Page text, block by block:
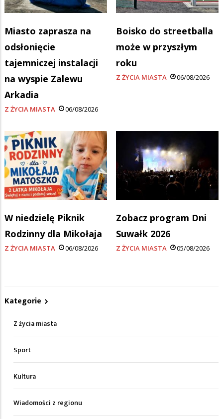
Miasto zaprasza na
odsłonięcie
tajemniczej instalacji
na wyspie Zalewu
Arkadia
Z ŻYCIA MIASTA 06/08/2026
Boisko do streetballa
może w przyszłym
roku
Z ŻYCIA MIASTA 06/08/2026
W niedzielę Piknik
Rodzinny dla Mikołaja
Z ŻYCIA MIASTA 06/08/2026
Zobacz program Dni
Suwałk 2026
Z ŻYCIA MIASTA 05/08/2026
Kategorie
Z życia miasta
Sport
Kultura
Wiadomości z regionu